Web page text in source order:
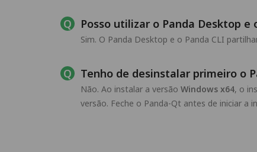
Posso utilizar o Panda Desktop e
Sim. O Panda Desktop e o Panda CLI
Tenho de desinstalar primeiro o
Não. Ao instalar a versão Windows x64, o
versão. Feche o Panda-Qt antes de iniciar a